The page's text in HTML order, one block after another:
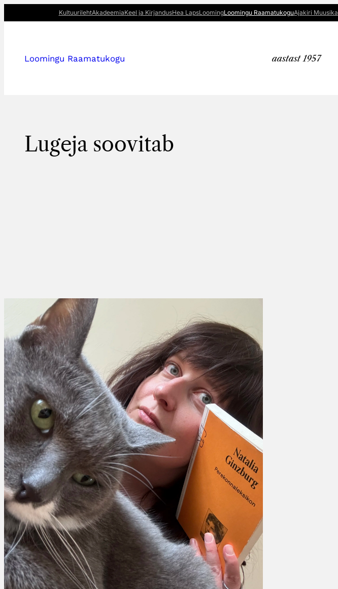
sisu
KultuurilehtAkadeemiaKeel ja KirjandusHea LapsLoomingLoomingu RaamatukoguAjakiri Muusika
Loomingu Raamatukogu aastast 1957
Lugeja soovitab